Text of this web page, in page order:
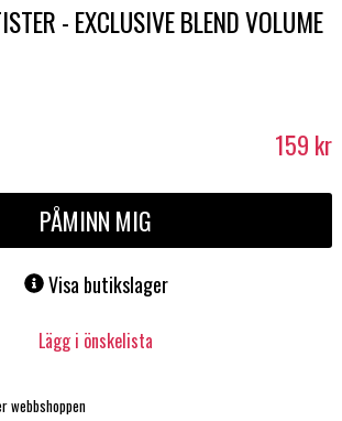
- EXCLUSIVE BLEND VOLUME
159 kr
PÅMINN MIG
Visa butikslager
Lägg i önskelista
webbshoppen